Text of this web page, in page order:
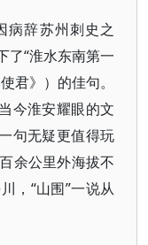
病辞苏州刺史之
了“淮水东南第一
君》）的佳句。
今淮安耀眼的文
句无疑更值得玩
余公里外海拔不
，“山围”一说从